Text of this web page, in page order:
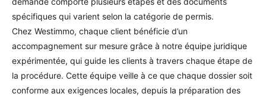
spécifiques qui varient selon la catégorie de permis.
Chez Westimmo, chaque client bénéficie d’un
accompagnement sur mesure grâce à notre équipe juridique
expérimentée, qui guide les clients à travers chaque étape de
la procédure. Cette équipe veille à ce que chaque dossier soit
conforme aux exigences locales, depuis la préparation des